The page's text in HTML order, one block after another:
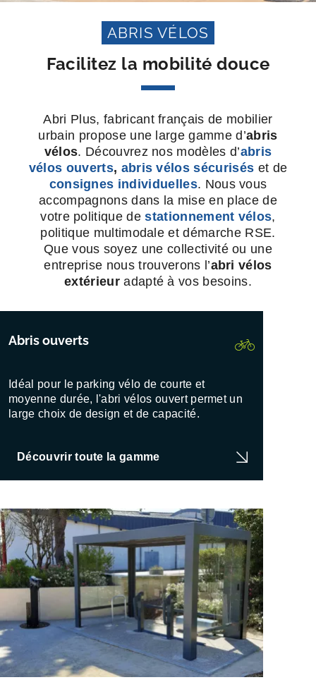
ABRIS VÉLOS
Facilitez la mobilité douce
Abri Plus, fabricant français de mobilier
urbain propose une large gamme d’abris
vélos. Découvrez nos modèles d’abris
vélos ouverts, abris vélos sécurisés et de
consignes individuelles. Nous vous
accompagnons dans la mise en place de
votre politique de stationnement vélos,
politique multimodale et démarche RSE.
Que vous soyez une collectivité ou une
entreprise nous trouverons l’abri vélos
extérieuradapté à vos besoins.
Abris ouverts
Idéal pour le parking vélo de courte et
moyenne durée, l'abri vélos ouvert permet un
large choix de design et de capacité.
Découvrir toute la gamme